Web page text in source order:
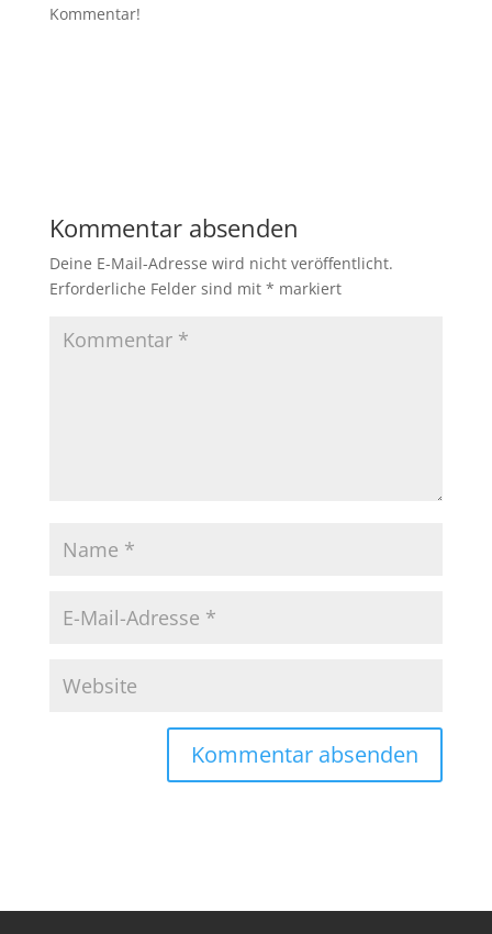
Kommentar!
Kommentar absenden
Deine E-Mail-Adresse wird nicht veröffentlicht.
Erforderliche Felder sind mit * markiert